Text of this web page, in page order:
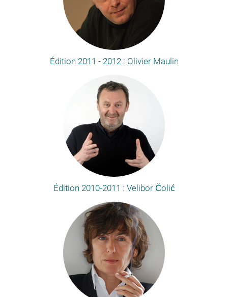
Édition 2011 - 2012 : Olivier Maulin
Édition 2010-2011 : Velibor Čolić